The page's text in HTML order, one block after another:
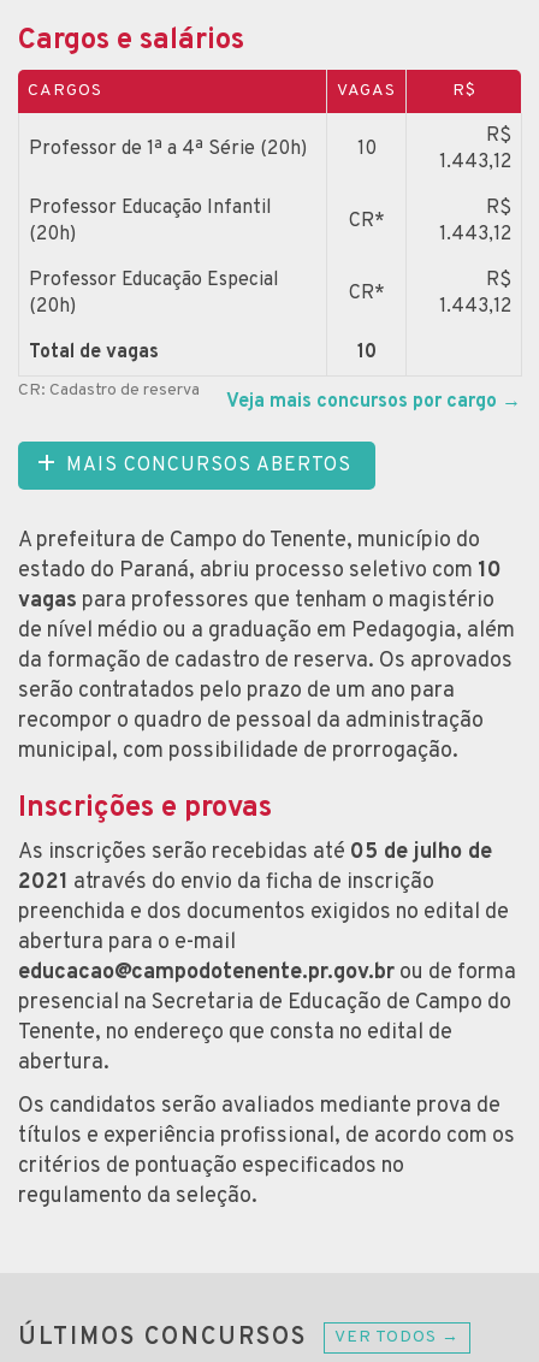
Cargos e salários
CARGOS VAGAS R$
Professor de 1ª a 4ª Série (20h) 10
R$
1.443,12
Professor Educação Infantil
(20h)
CR*
R$
1.443,12
Professor Educação Especial
(20h)
CR*
R$
1.443,12
Total de vagas
10
CR: Cadastro de reserva Veja mais concursos por cargo →
MAIS CONCURSOS ABERTOS
A prefeitura de Campo do Tenente, município do
estado do Paraná, abriu processo seletivo com 10
vagas para professores que tenham o magistério
de nível médio ou a graduação em Pedagogia, além
da formação de cadastro de reserva. Os aprovados
serão contratados pelo prazo de um ano para
recompor o quadro de pessoal da administração
municipal, com possibilidade de prorrogação.
Inscrições e provas
As inscrições serão recebidas até 05 de julho de
2021 através do envio da ficha de inscrição
preenchida e dos documentos exigidos no edital de
abertura para o e-mail
educacao@campodotenente.pr.gov.br ou de forma
presencial na Secretaria de Educação de Campo do
Tenente, no endereço que consta no edital de
abertura.
Os candidatos serão avaliados mediante prova de
títulos e experiência profissional, de acordo com os
critérios de pontuação especificados no
regulamento da seleção.
ÚLTIMOS CONCURSOS VER TODOS →